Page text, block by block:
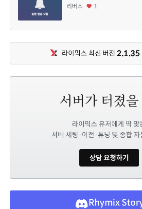
리버스 1
라이믹스 최신 버전 2.1.35
라이믹스 유저에게 딱 맞
서버 세팅·이전·튜닝 및 종합 자
상담 요청하기
Rhymix